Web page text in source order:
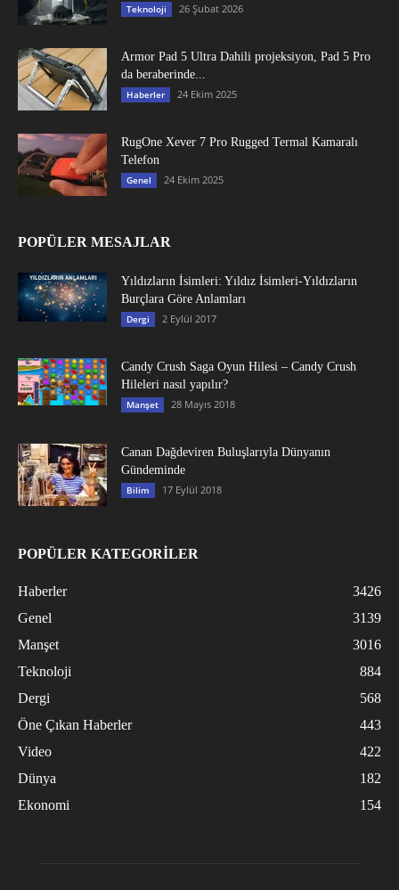
Teknoloji 26 Şubat 2026
Armor Pad 5 Ultra Dahili projeksiyon, Pad 5 Pro
da beraberinde...
Haberler 24 Ekim 2025
RugOne Xever 7 Pro Rugged Termal Kamaralı
Telefon
Genel 24 Ekim 2025
POPÜLER MESAJLAR
Yıldızların İsimleri: Yıldız İsimleri-Yıldızların
Burçlara Göre Anlamları
Dergi 2 Eylül 2017
Candy Crush Saga Oyun Hilesi – Candy Crush
Hileleri nasıl yapılır?
Manşet 28 Mayıs 2018
Canan Dağdeviren Buluşlarıyla Dünyanın
Gündeminde
Bilim 17 Eylül 2018
POPÜLER KATEGORİLER
Haberler
3426
Genel
3139
Manşet
3016
Teknoloji
884
Dergi
568
Öne Çıkan Haberler
443
Video
422
Dünya
182
Ekonomi
154